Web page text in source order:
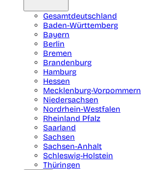
Gesamtdeutschland
Baden-Württemberg
Bayern
Berlin
Bremen
Brandenburg
Hamburg
Hessen
Mecklenburg-Vorpommern
Niedersachsen
Nordrhein-Westfalen
Rheinland Pfalz
Saarland
Sachsen
Sachsen-Anhalt
Schleswig-Holstein
Thüringen